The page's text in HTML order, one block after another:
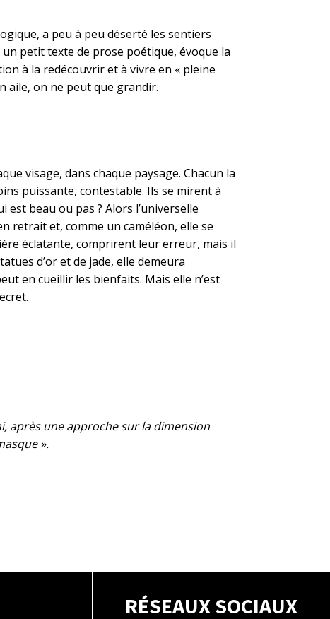
a peu à peu déserté les sentiers
petit texte de prose poétique, évoque la
à la redécouvrir et à vivre en « pleine
aile, on ne peut que grandir.
visage, dans chaque paysage. Chacun la
puissante, contestable. Ils se mirent à
beau ou pas ? Alors l’universelle
retrait et, comme un caméléon, elle se
éclatante, comprirent leur erreur, mais il
d’or et de jade, elle demeura
en cueillir les bienfaits. Mais elle n’est
après une approche sur la dimension
».
RÉSEAUX SOCIAUX